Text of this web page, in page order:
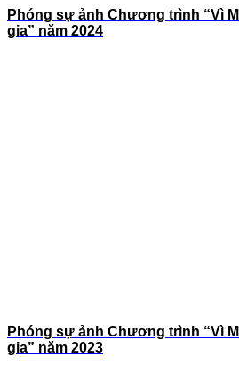
Phóng sự ảnh Chương trình “Vì
gia” năm 2024
Phóng sự ảnh Chương trình “Vì
gia” năm 2023